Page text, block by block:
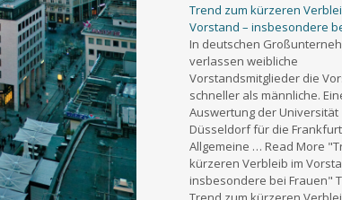
Trend zum kürzeren
Vorstand – insbesondere
In deutschen
verlassen weibliche
Vorstandsmitglieder die
schneller als männliche.
Auswertung der Universität
Düsseldorf für die
Allgemeine … Read More
kürzeren Verbleib im
insbesondere bei Frauen"